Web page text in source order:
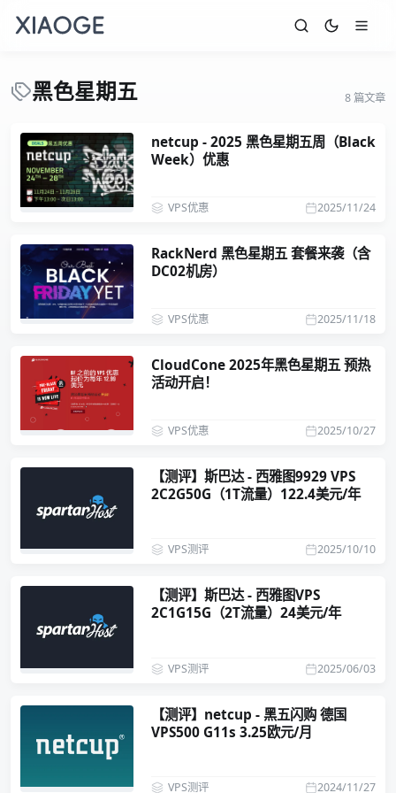
黑色星期五 8 篇文章
netcup - 2025 黑色星期五周（Black
Week）优惠
2025/11/24
VPS优惠
RackNerd 黑色星期五 套餐来袭（含
DC02机房）
2025/11/18
VPS优惠
CloudCone 2025年黑色星期五 预热
活动开启！
2025/10/27
VPS优惠
【测评】斯巴达 - 西雅图9929 VPS
2C2G50G（1T流量）122.4美元/年
2025/10/10
VPS测评
【测评】斯巴达 - 西雅图VPS
2C1G15G（2T流量）24美元/年
2025/06/03
VPS测评
【测评】netcup - 黑五闪购 德国
VPS500 G11s 3.25欧元/月
2024/11/27
VPS测评